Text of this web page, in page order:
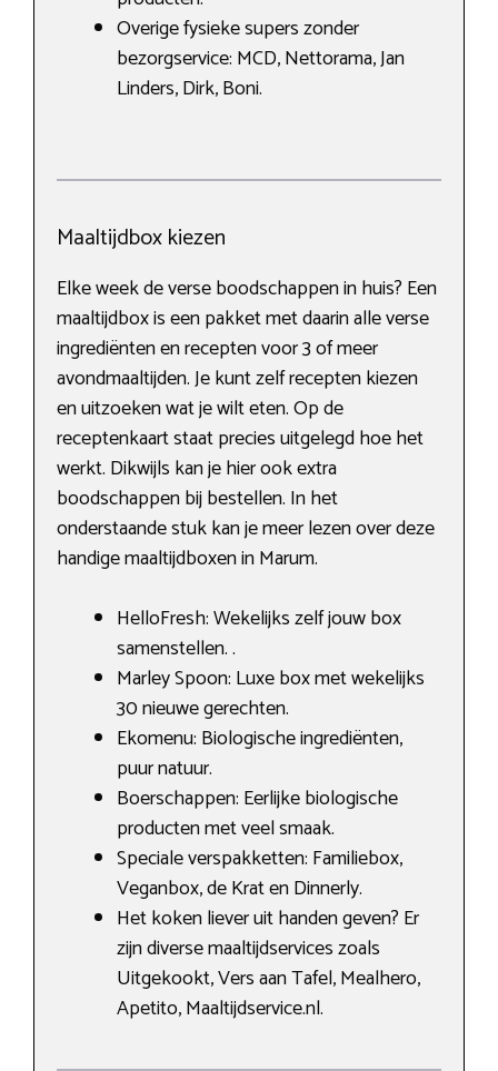
Overige fysieke supers zonder
bezorgservice: MCD, Nettorama, Jan
Linders, Dirk, Boni.
Maaltijdbox kiezen
Elke week de verse boodschappen in huis? Een
maaltijdbox is een pakket met daarin alle verse
ingrediënten en recepten voor 3 of meer
avondmaaltijden. Je kunt zelf recepten kiezen
en uitzoeken wat je wilt eten. Op de
receptenkaart staat precies uitgelegd hoe het
werkt. Dikwijls kan je hier ook extra
boodschappen bij bestellen. In het
onderstaande stuk kan je meer lezen over deze
handige maaltijdboxen in Marum.
HelloFresh: Wekelijks zelf jouw box
samenstellen. .
Marley Spoon: Luxe box met wekelijks
30 nieuwe gerechten.
Ekomenu: Biologische ingrediënten,
puur natuur.
Boerschappen: Eerlijke biologische
producten met veel smaak.
Speciale verspakketten: Familiebox,
Veganbox, de Krat en Dinnerly.
Het koken liever uit handen geven? Er
zijn diverse maaltijdservices zoals
Uitgekookt, Vers aan Tafel, Mealhero,
Apetito, Maaltijdservice.nl.